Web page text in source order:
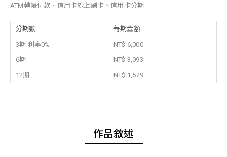
ATM轉帳付款、信用卡線上刷卡、信用卡分期
分期數 每期金額
3期 利率0%
NT$ 6,000
6期
NT$ 3,093
12期
NT$ 1,579
作品敘述